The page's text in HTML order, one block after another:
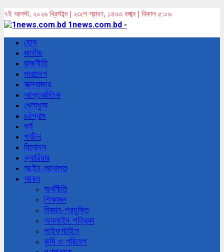
৭ই আগস্ট, ২০২৬ খ্রিস্টাব্দ | ২৩শে শ্রাবণ, ১৪৩৩ বঙ্গাব্দ | বিকাল ৫:০৬
1news.com.bd -
হোম
জাতীয়
রাজনীতি
সারাদেশ
কক্সবাজার
আন্তর্জাতিক
খেলাধুলা
চট্টগ্রাম
ধর্ম
পর্যটন
বিনোদন
ক্যারিয়ার
আইন-আদালত
আরও
অর্থনীতি
শিক্ষাঙ্গন
বিজ্ঞান-প্রযুক্তি
অনলাইন পত্রিকা
লাইফস্টাইল
কৃষি ও পরিবেশ